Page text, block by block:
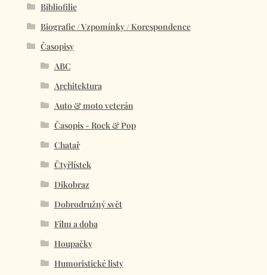
Bibliofilie
Biografie / Vzpomínky / Korespondence
Časopisy
ABC
Architektura
Auto & moto veterán
Časopis - Rock & Pop
Chatař
Čtyřlístek
Dikobraz
Dobrodružný svět
Film a doba
Houpačky
Humoristické listy